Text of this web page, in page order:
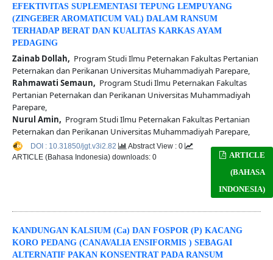
EFEKTIVITAS SUPLEMENTASI TEPUNG LEMPUYANG
(ZINGEBER AROMATICUM VAL) DALAM RANSUM
TERHADAP BERAT DAN KUALITAS KARKAS AYAM
PEDAGING
Zainab Dollah, Program Studi Ilmu Peternakan Fakultas Pertanian
Peternakan dan Perikanan Universitas Muhammadiyah Parepare,
Rahmawati Semaun, Program Studi Ilmu Peternakan Fakultas
Pertanian Peternakan dan Perikanan Universitas Muhammadiyah
Parepare,
Nurul Amin, Program Studi Ilmu Peternakan Fakultas Pertanian
Peternakan dan Perikanan Universitas Muhammadiyah Parepare,
ARTICLE
(BAHASA
INDONESIA)
DOI : 10.31850/jgt.v3i2.82
Abstract View : 0
ARTICLE (Bahasa Indonesia) downloads: 0
KANDUNGAN KALSIUM (Ca) DAN FOSPOR (P) KACANG
KORO PEDANG (CANAVALIA ENSIFORMIS ) SEBAGAI
ALTERNATIF PAKAN KONSENTRAT PADA RANSUM